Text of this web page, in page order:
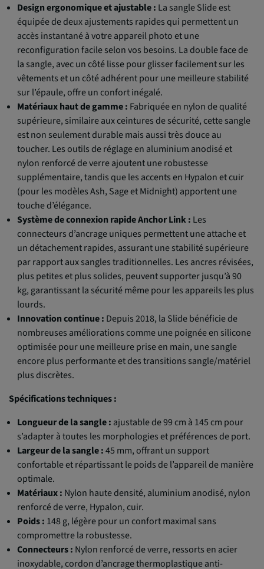
Design ergonomique et ajustable : La sangle Slide est
équipée de deux ajustements rapides qui permettent un
accès instantané à votre appareil photo et une
reconfiguration facile selon vos besoins. La double face de
la sangle, avec un côté lisse pour glisser facilement sur les
vêtements et un côté adhérent pour une meilleure stabilité
sur l’épaule, offre un confort inégalé.
Matériaux haut de gamme : Fabriquée en nylon de qualité
supérieure, similaire aux ceintures de sécurité, cette sangle
est non seulement durable mais aussi très douce au
toucher. Les outils de réglage en aluminium anodisé et
nylon renforcé de verre ajoutent une robustesse
supplémentaire, tandis que les accents en Hypalon et cuir
(pour les modèles Ash, Sage et Midnight) apportent une
touche d’élégance.
Système de connexion rapide Anchor Link : Les
connecteurs d’ancrage uniques permettent une attache et
un détachement rapides, assurant une stabilité supérieure
par rapport aux sangles traditionnelles. Les ancres révisées,
plus petites et plus solides, peuvent supporter jusqu’à 90
kg, garantissant la sécurité même pour les appareils les plus
lourds.
Innovation continue : Depuis 2018, la Slide bénéficie de
nombreuses améliorations comme une poignée en silicone
optimisée pour une meilleure prise en main, une sangle
encore plus performante et des transitions sangle/matériel
plus discrètes.
Spécifications techniques :
Longueur de la sangle : ajustable de 99 cm à 145 cm pour
s’adapter à toutes les morphologies et préférences de port.
Largeur de la sangle :45 mm, offrant un support
confortable et répartissant le poids de l’appareil de manière
optimale.
Matériaux : Nylon haute densité, aluminium anodisé, nylon
renforcé de verre, Hypalon, cuir.
Poids : 148 g, légère pour un confort maximal sans
compromettre la robustesse.
Connecteurs : Nylon renforcé de verre, ressorts en acier
inoxydable, cordon d’ancrage thermoplastique anti-